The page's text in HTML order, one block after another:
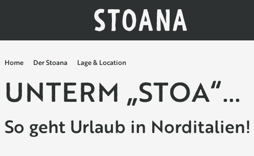
Home Der Stoana Lage & Location
UNTERM „STOA“…
So geht Urlaub in Norditalien!